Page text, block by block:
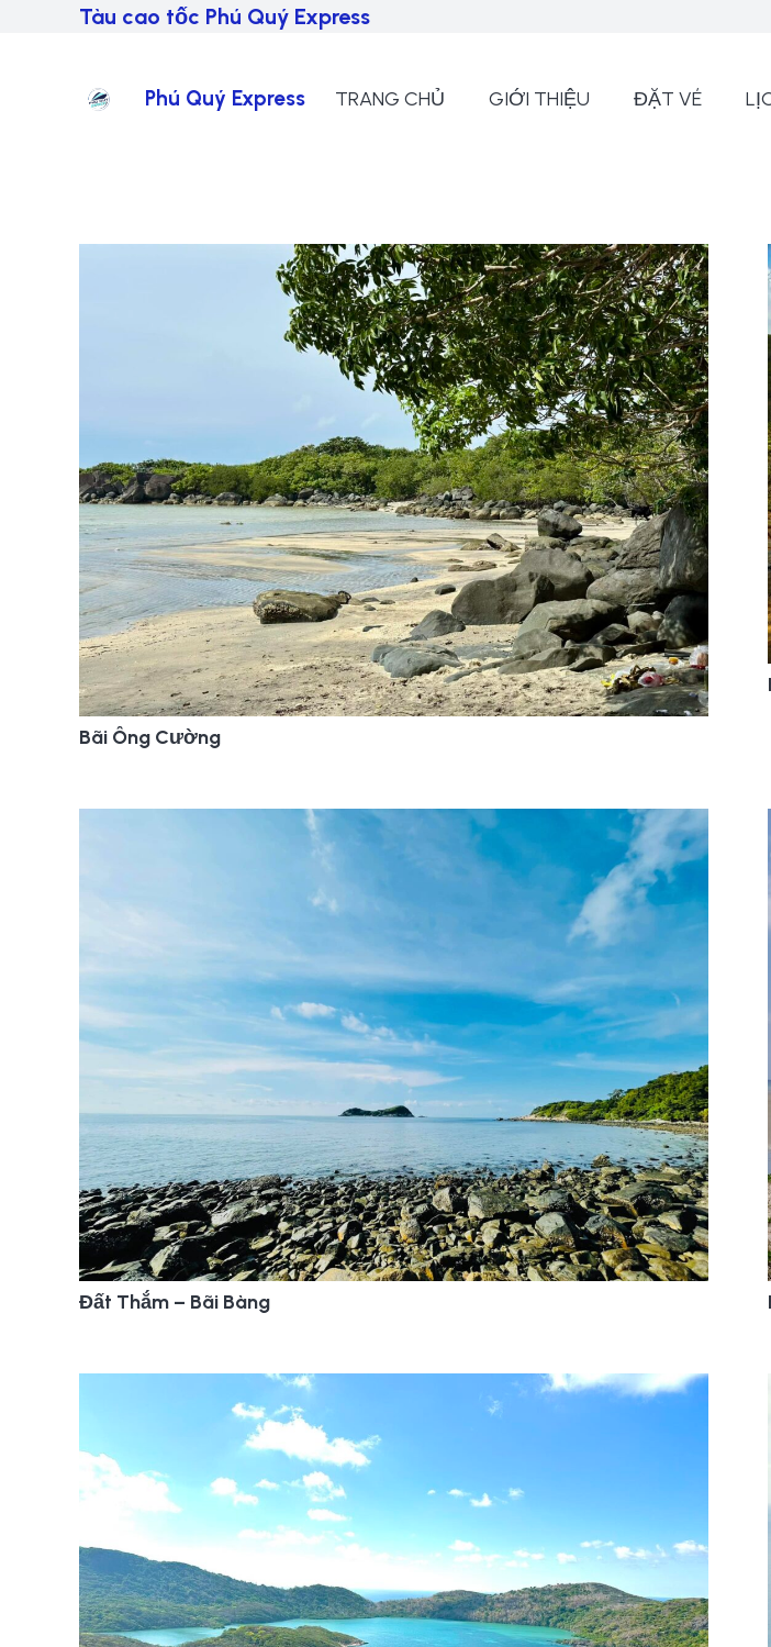
Tàu cao tốc Phú Quý Express
Phú Quý Express TRANG CHỦ GIỚI THIỆU ĐẶT VÉ
Bãi Ông Cường
Đất Thắm – Bãi Bàng